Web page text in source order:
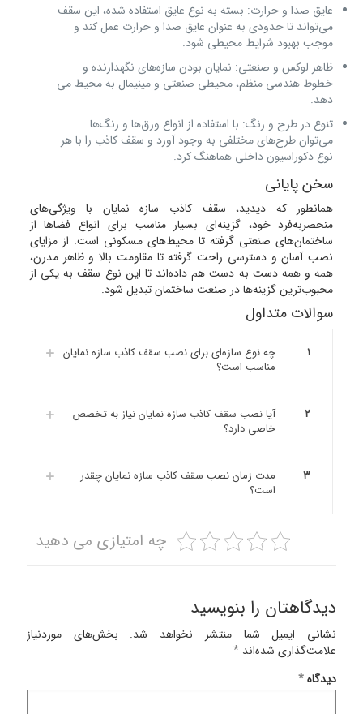
عایق صدا و حرارت: بسته به نوع عایق استفاده شده، این سقف
می‌تواند تا حدودی به عنوان عایق صدا و حرارت عمل کند و
موجب بهبود شرایط محیطی شود.
ظاهر لوکس و صنعتی: نمایان بودن سازه‌های نگهدارنده و
خطوط هندسی منظم، محیطی صنعتی و مینیمال به محیط می‌
دهد.
تنوع در طرح و رنگ: با استفاده از انواع ورق‌ها و رنگ‌ها
می‌توان طرح‌های مختلفی به وجود آورد و سقف کاذب را با هر
نوع دکوراسیون داخلی هماهنگ کرد.
سخن پایانی
همانطور که دیدید، سقف کاذب سازه نمایان با ویژگی‌های
منحصربه‌فرد خود، گزینه‌ای بسیار مناسب برای انواع فضاها از
ساختمان‌های صنعتی گرفته تا محیط‌های مسکونی است. از مزایای
نصب آسان و دسترسی راحت گرفته تا مقاومت بالا و ظاهر مدرن،
همه و همه دست به دست هم داده‌اند تا این نوع سقف به یکی از
محبوب‌ترین گزینه‌ها در صنعت ساختمان تبدیل شود.
سوالات متداول
۱
چه نوع سازه‌ای برای نصب سقف کاذب سازه نمایان
مناسب است؟
۲
آیا نصب سقف کاذب سازه نمایان نیاز به تخصص
خاصی دارد؟
۳
مدت زمان نصب سقف کاذب سازه نمایان چقدر
است؟
چه امتیازی می دهید
دیدگاهتان را بنویسید
نشانی ایمیل شما منتشر نخواهد شد.
بخش‌های موردنیاز
علامت‌گذاری شده‌اند *
دیدگاه*